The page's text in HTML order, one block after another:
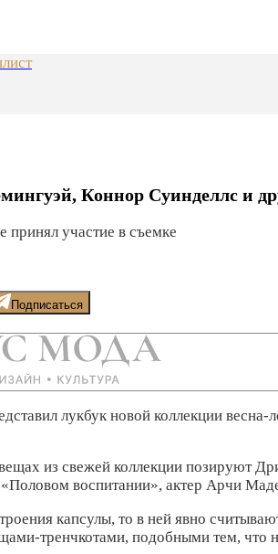
Коннор Суинделлс и
принял участие в съемке
Подписаться
лукбук новой коллекции
из свежей коллекции позируют
воспитании», актер Арчи
капсулы, то в ней явно
тренчкотами, подобными тем, что